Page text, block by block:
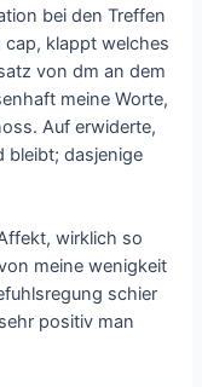
bei den Treffen
klappt welches
von dm an dem
meine Worte,
Auf erwiderte,
bleibt; dasjenige
wirklich so
meine wenigkeit
schier
positiv man